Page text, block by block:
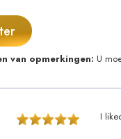
van opmerkingen: U
I